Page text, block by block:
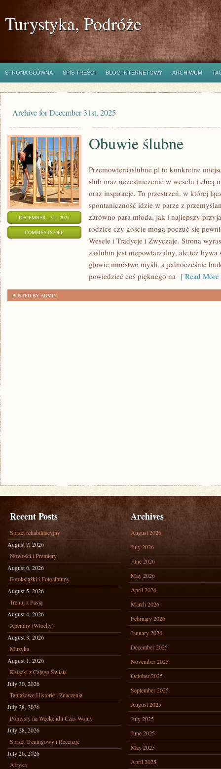
Turystyka, Podróże
STRONA GŁÓWNA SPIS TREŚCI BLOG INTERNETOWY ARCHIWUM
Archive for December 31st, 2025
DECEMBER - 31 - 2025
COMMENTS OFFON
Obuwie ślubne
Przemowieniaslubne.pl to konkretne
ślub oraz uczestniczenie w weselu i chcą
oraz inspiracje. To przestrzeń, w której
spontaniczność idzie w parze z
zarówno para młoda, jak i najlepszy
rodzice czy goście mogą poczuć się
Wesele i Tradycje i Zwyczaje. Strona
zaślubin jest niepowtarzalny, ale też bywa
głowie mnóstwo myśli, a jednocześnie
powiedzieć coś pięknego na [ Read
POSTED BY ADMIN
Recent Posts
Sprzęt rehabilitacyjny
August 7, 2026
Nowości i Premiery
August 6, 2026
Fotoksiążki i Fotoalbumy
August 5, 2026
Trenuj z Pasją
August 4, 2026
Apeniny (Włochy)
August 3, 2026
Muzyka
August 1, 2026
Książki z Całego Świata
July 30, 2026
Tatuażowe Historie i Znaczenia
July 28, 2026
Pomysły na Weekend i Czas Wolny
July 28, 2026
Sprzęt Treningowy i Recenzje
July 26, 2026
Afryka
Archives
August 2026
July 2026
June 2026
May 2026
April 2026
March 2026
February 2026
January 2026
December 2025
November 2025
October 2025
September 2025
August 2025
July 2025
June 2025
May 2025
April 2025